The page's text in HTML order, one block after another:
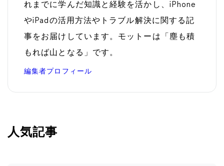
れまでに学んだ知識と経験を活かし、iPhone
やiPadの活用方法やトラブル解決に関する記
事をお届けしています。モットーは「塵も積
もれば山となる」です。
編集者プロフィール
人気記事